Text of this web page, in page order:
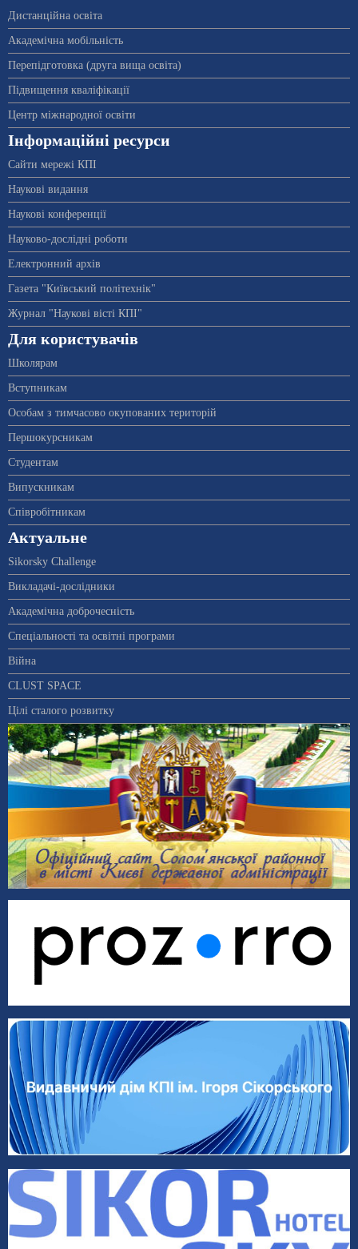
Дистанційна освіта
Академічна мобільність
Перепідготовка (друга вища освіта)
Підвищення кваліфікації
Центр міжнародної освіти
Інформаційні ресурси
Сайти мережі КПІ
Наукові видання
Наукові конференції
Науково-дослідні роботи
Електронний архів
Газета "Київський політехнік"
Журнал "Наукові вісті КПІ"
Для користувачів
Школярам
Вступникам
Особам з тимчасово окупованих територій
Першокурсникам
Студентам
Випускникам
Співробітникам
Актуальне
Sikorsky Challenge
Викладачі-дослідники
Академічна доброчесність
Спеціальності та освітні програми
Війна
CLUST SPACE
Цілі сталого розвитку